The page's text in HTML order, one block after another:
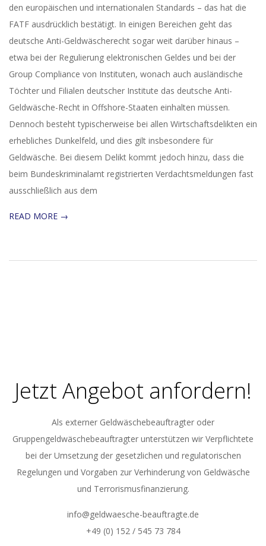
den europäischen und internationalen Standards – das hat die
FATF ausdrücklich bestätigt. In einigen Bereichen geht das
deutsche Anti-Geldwäscherecht sogar weit darüber hinaus –
etwa bei der Regulierung elektronischen Geldes und bei der
Group Compliance von Instituten, wonach auch ausländische
Töchter und Filialen deutscher Institute das deutsche Anti-
Geldwäsche-Recht in Offshore-Staaten einhalten müssen.
Dennoch besteht typischerweise bei allen Wirtschaftsdelikten ein
erhebliches Dunkelfeld, und dies gilt insbesondere für
Geldwäsche. Bei diesem Delikt kommt jedoch hinzu, dass die
beim Bundeskriminalamt registrierten Verdachtsmeldungen fast
ausschließlich aus dem
READ MORE →
Jetzt Angebot anfordern!
Als externer Geldwäschebeauftragter oder
Gruppengeldwäschebeauftragter unterstützen wir Verpflichtete
bei der Umsetzung der gesetzlichen und regulatorischen
Regelungen und Vorgaben zur Verhinderung von Geldwäsche
und Terrorismusfinanzierung.
info@geldwaesche-beauftragte.de
+49 (0) 152 / 545 73 784